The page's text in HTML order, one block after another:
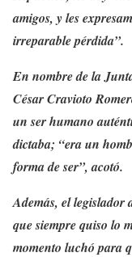
amigos, y les
irreparable pérdida”.
En nombre de la
César Cravioto
un ser humano
dictaba; “era un
forma de ser”, acotó.
Además, el legislador
que siempre quiso lo
momento luchó para